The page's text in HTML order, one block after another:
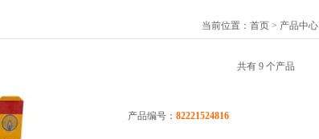
当前位置：首页 > 产品中心
共有 9 个产品
产品编号： 82221524816